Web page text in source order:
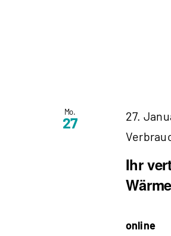
Mo.
27
Ihr
27.
online